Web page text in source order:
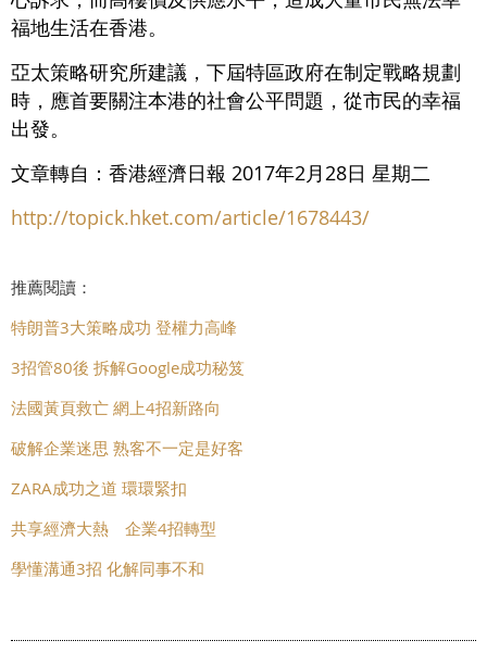
福地生活在香港。
亞太策略研究所建議，下屆特區政府在制定戰略規劃
時，應首要關注本港的社會公平問題，從市民的幸福
出發。
文章轉自：香港經濟日報 2017年2月28日 星期二
http://topick.hket.com/article/1678443/
推薦閱讀：
特朗普3大策略成功 登權力高峰
3招管80後 拆解Google成功秘笈
法國黃頁救亡 網上4招新路向
破解企業迷思 熟客不一定是好客
ZARA成功之道 環環緊扣
共享經濟大熱 企業4招轉型
學懂溝通3招 化解同事不和